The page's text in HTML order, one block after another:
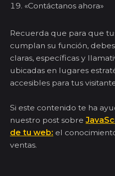
«Contáctanos ahora»
Recuerda que para que
cumplan su función,
claras, específicas y
ubicadas en lugares
accesibles para tus
Si este contenido te ha
nuestro post sobre
de tu web: el
ventas.